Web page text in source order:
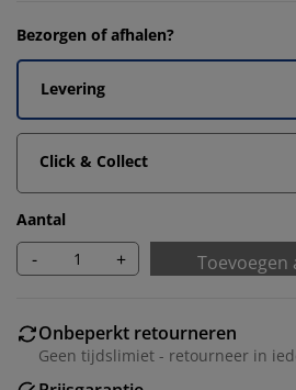
Bezorgen of afhalen?
Levering
Click & Collect
Aantal
- + Toevoegen
Onbeperkt retourneren
Geen tijdslimiet - retourneer in